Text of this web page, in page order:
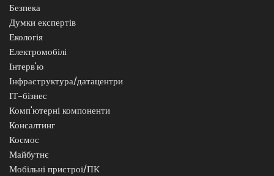
Безпека
Думки експертів
Екологія
Електромобілі
Інтерв'ю
Інфраструктура/датацентри
ІТ-бізнес
Комп'ютерні компоненти
Консалтинг
Космос
Майбутнє
Мобільні пристрої/ПК